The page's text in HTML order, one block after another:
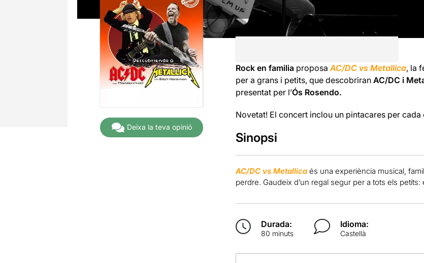
Deixa la teva opinió
Rock en familia proposa AC/DC vs Metallica, la
per a grans i petits, que descobriran AC/DC i
presentat per l’Ós Rosendo.
Novetat! El concert inclou un pintacares per
Sinopsi
AC/DC vs Metallicaés una experiència musical,
perdre. Gaudeix d’un regal segur per a tots els petits:
Durada:
80 minuts
Idioma:
Castellà